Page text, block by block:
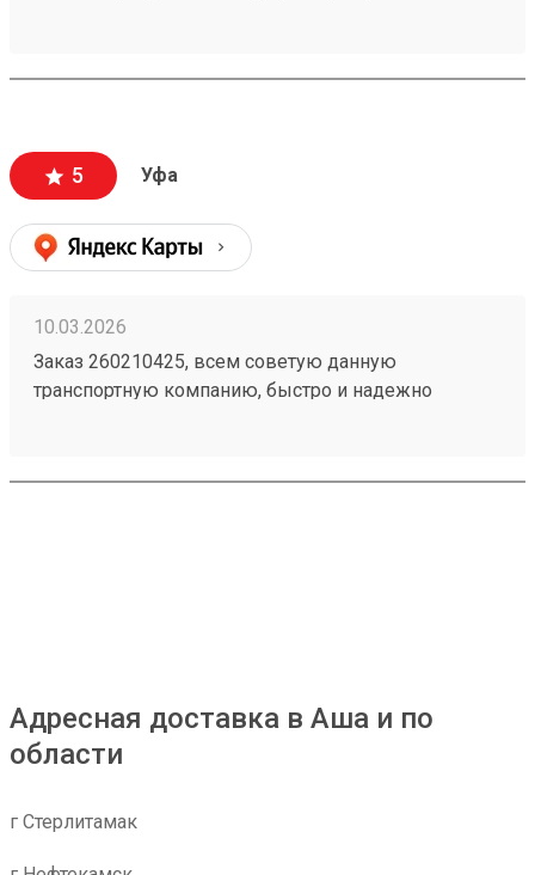
с данной ТК!
5 Уфа
10.03.2026
Заказ 260210425, всем советую данную
транспортную компанию, быстро и надежно
Адресная доставка в Аша и по
области
г Стерлитамак